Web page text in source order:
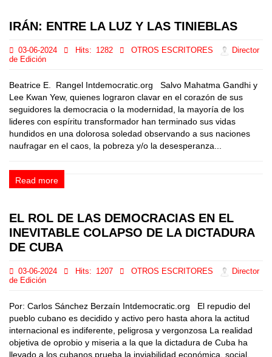
IRÁN: ENTRE LA LUZ Y LAS TINIEBLAS
03-06-2024 Hits: 1282 OTROS ESCRITORES
Director
de Edición
Beatrice E. Rangel Intdemocratic.org Salvo Mahatma Gandhi y
Lee Kwan Yew, quienes lograron clavar en el corazón de sus
seguidores la democracia o la modernidad, la mayoría de los
lideres con espíritu transformador han terminado sus vidas
hundidos en una dolorosa soledad observando a sus naciones
naufragar en el caos, la pobreza y/o la desesperanza...
Read more
EL ROL DE LAS DEMOCRACIAS EN EL
INEVITABLE COLAPSO DE LA DICTADURA
DE CUBA
03-06-2024 Hits: 1207 OTROS ESCRITORES
Director
de Edición
Por: Carlos Sánchez Berzaín Intdemocratic.org El repudio del
pueblo cubano es decidido y activo pero hasta ahora la actitud
internacional es indiferente, peligrosa y vergonzosa La realidad
objetiva de oprobio y miseria a la que la dictadura de Cuba ha
llevado a los cubanos prueba la inviabilidad económica, social,